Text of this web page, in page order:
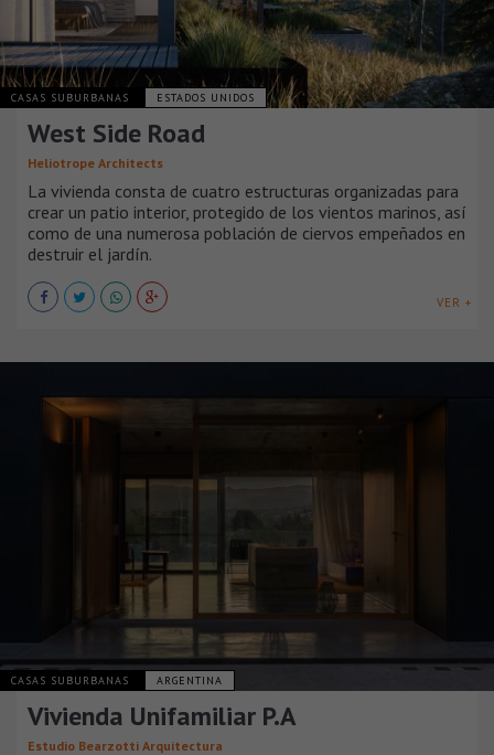
CASAS SUBURBANAS ESTADOS UNIDOS
West Side Road
Heliotrope Architects
La vivienda consta de cuatro estructuras organizadas para
crear un patio interior, protegido de los vientos marinos, así
como de una numerosa población de ciervos empeñados en
destruir el jardín.
VER +
CASAS SUBURBANAS ARGENTINA
Vivienda Unifamiliar P.A
Estudio Bearzotti Arquitectura